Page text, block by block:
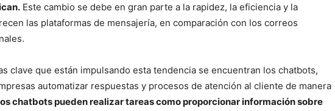
Este cambio se debe en gran parte a la rapidez, la eficiencia y la
las plataformas de mensajería, en comparación con los correos
clave que están impulsando esta tendencia se encuentran los chatbots,
automatizar respuestas y procesos de atención al cliente de manera
chatbots pueden realizar tareas como proporcionar información sobre